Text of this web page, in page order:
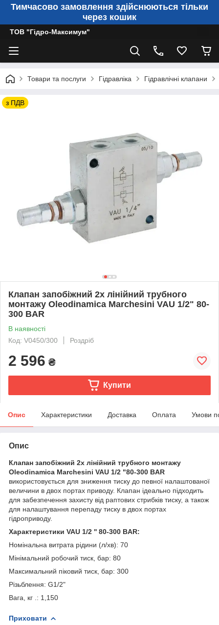
Тимчасово замовлення здійснюються тільки
через кошик
ТОВ "Гідро-Максимум"
Товари та послуги Гідравліка Гідравлічні клапани
з ПДВ
Клапан запобіжний 2х лінійний трубного
монтажу Oleodinamica Marchesini VAU 1/2" 80-
300 BAR
В наявності
Код: V0450/300
Роздріб
2 596 ₴
Купити
Опис Характеристики Доставка Оплата Умови
Опис
Клапан запобіжний 2х лінійний трубного монтажу
Oleodinamica Marchesini VAU 1/2 "80-300 BAR
використовується для зниження тиску до певної налаштованої
величини в двох портах приводу. Клапан ідеально підходить
для забезпечення захисту від раптових стрибків тиску, а також
для налаштування перепаду тиску в двох портах
гідроприводу.
Характеристики VAU 1/2 '' 80-300 BAR:
Номінальна витрата рідини (л/хв): 70
Мінімальний робочий тиск, бар: 80
Максимальний піковий тиск, бар: 300
Різьблення: G1/2"
Вага, кг .: 1,150
Приховати